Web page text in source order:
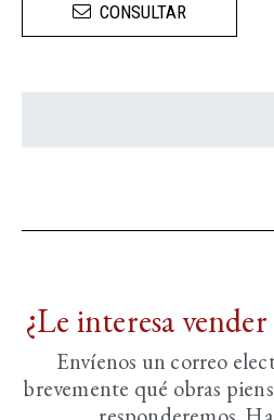
CONSULTAR
¿Le interesa
Envíenos un correo
brevemente qué obras